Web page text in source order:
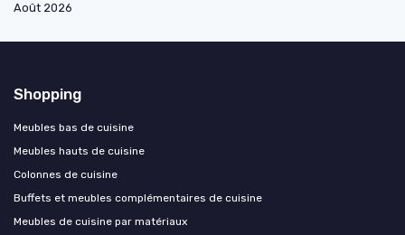
Août 2026
Shopping
Meubles bas de cuisine
Meubles hauts de cuisine
Colonnes de cuisine
Buffets et meubles complémentaires de cuisine
Meubles de cuisine par matériaux